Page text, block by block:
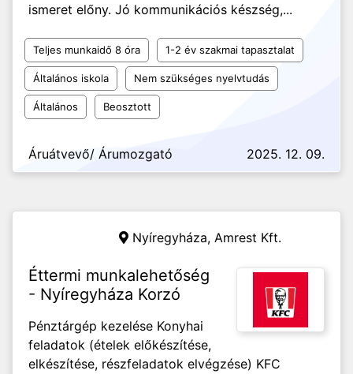
ismeret előny. Jó kommunikációs készség,...
Teljes munkaidő 8 óra 1-2 év szakmai tapasztalat
Általános iskola Nem szükséges nyelvtudás
Általános Beosztott
Áruátvevő/ Árumozgató 2025. 12. 09.
Nyíregyháza, Amrest Kft.
Éttermi munkalehetőség
- Nyíregyháza Korzó
Pénztárgép kezelése Konyhai
feladatok (ételek előkészítése,
elkészítése, részfeladatok elvégzése) KFC